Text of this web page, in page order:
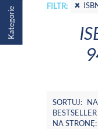
Kategorie FILTR:
SORTUJ:
BESTSELLER
NA STRONĘ: